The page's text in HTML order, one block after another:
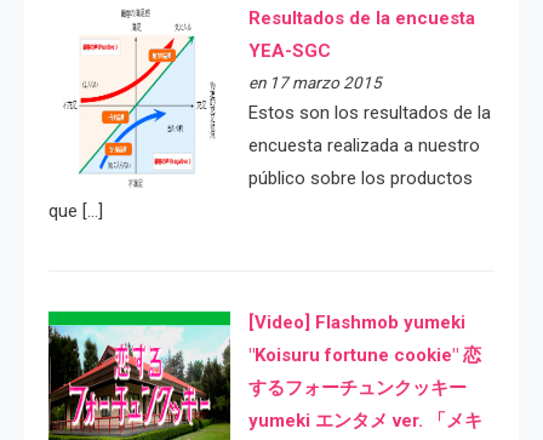
Resultados de la encuesta
YEA-SGC
en 17 marzo 2015
Estos son los resultados de la
encuesta realizada a nuestro
público sobre los productos
que […]
[Video] Flashmob yumeki
"Koisuru fortune cookie" 恋
するフォーチュンクッキー
yumeki エンタメ ver. 「メキ